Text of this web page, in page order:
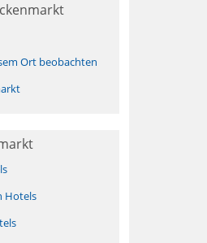
Ort beobachten
Hotels